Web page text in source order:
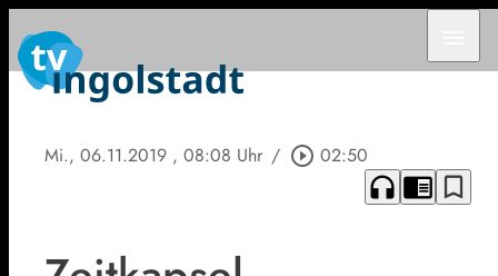
Mi., 06.11.2019 , 08:08 Uhr / play_circle_outline 02:50
headphones chrome_reader_mode bookmark_border